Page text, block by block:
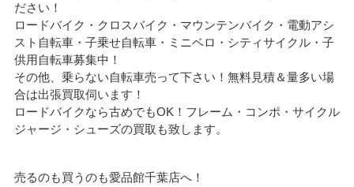
ださい！
ロードバイク・クロスバイク・マウンテンバイク・電動アシ
スト自転車・子乗せ自転車・ミニベロ・シティサイクル・子
供用自転車募集中！
その他、乗らない自転車売って下さい！無料見積＆量多い場
合は出張買取伺います！
ロードバイクなら古めでもOK！フレーム・コンポ・サイクル
ジャージ・シューズの買取も致します。
売るのも買うのも愛品館千葉店へ！